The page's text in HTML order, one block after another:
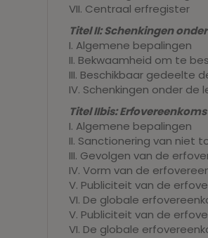
VII. Centraal erfregister
Titel II: Schenkingen
I. Algemene bepalingen
II. Bekwaamheid om te
III. Beschikbaar gedeelte
IV. Schenkingen onder de
Titel IIbis:
I. Algemene bepalingen
II. Sanctionering van niet
III. Gevolgen van de
IV. Vorm van de
V. Publiciteit van de
VI. De globale
V. Publiciteit van de
VI. De globale